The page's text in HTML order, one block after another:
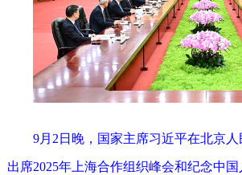
9月2日晚，国家主席习近平在北京
出席2025年上海合作组织峰会和纪念中